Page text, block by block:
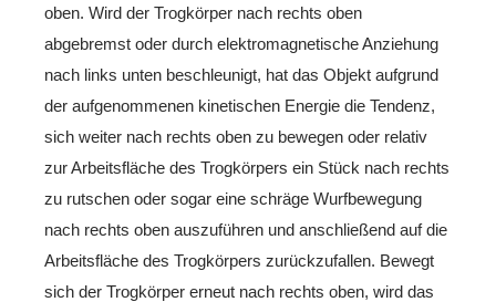
oben. Wird der Trogkörper nach rechts oben
abgebremst oder durch elektromagnetische Anziehung
nach links unten beschleunigt, hat das Objekt aufgrund
der aufgenommenen kinetischen Energie die Tendenz,
sich weiter nach rechts oben zu bewegen oder relativ
zur Arbeitsfläche des Trogkörpers ein Stück nach rechts
zu rutschen oder sogar eine schräge Wurfbewegung
nach rechts oben auszuführen und anschließend auf die
Arbeitsfläche des Trogkörpers zurückzufallen. Bewegt
sich der Trogkörper erneut nach rechts oben, wird das